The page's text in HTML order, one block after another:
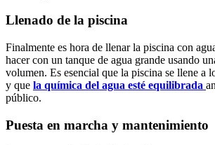
Llenado de la piscina
Finalmente es hora de llenar la piscina con
hacer con un tanque de agua grande usando
volumen. Es esencial que la piscina se llene a
y que la química del agua esté equilibrada
público.
Puesta en marcha y mantenimiento